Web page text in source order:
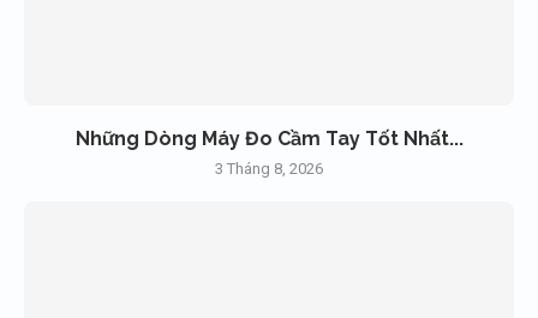
Những Dòng Máy Đo Cầm Tay Tốt Nhất...
3 Tháng 8, 2026